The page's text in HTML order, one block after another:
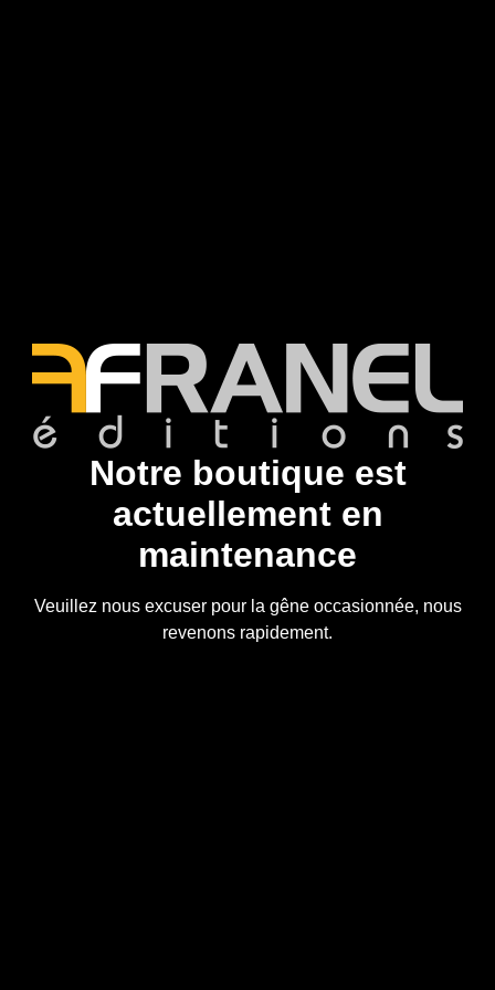
Notre boutique est
actuellement en
maintenance
Veuillez nous excuser pour la gêne occasionnée, nous
revenons rapidement.